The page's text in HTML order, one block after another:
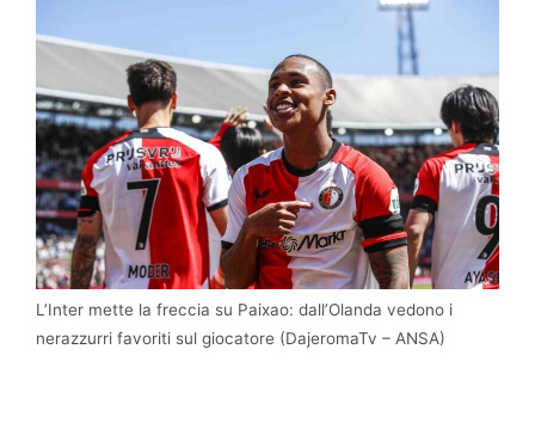
L’Inter mette la freccia su Paixao: dall’Olanda vedono i
nerazzurri favoriti sul giocatore (DajeromaTv – ANSA)